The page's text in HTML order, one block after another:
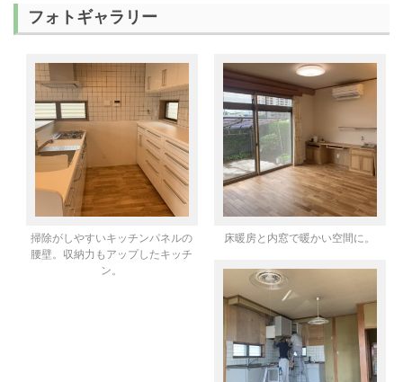
フォトギャラリー
掃除がしやすいキッチンパネルの
腰壁。収納力もアップしたキッチ
ン。
床暖房と内窓で暖かい空間に。